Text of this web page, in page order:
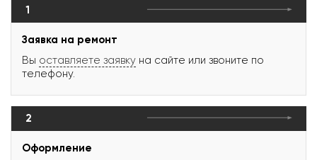
1
Заявка на ремонт
Вы оставляете заявку на сайте или звоните по
телефону.
2
Оформление